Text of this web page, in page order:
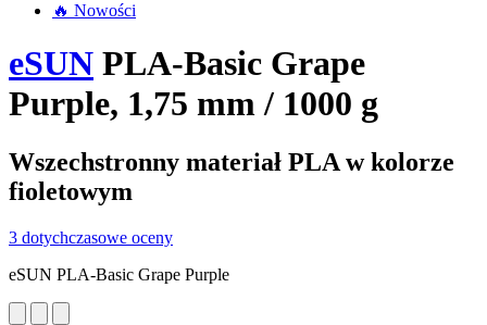
🔥 Nowości
eSUN PLA-Basic Grape
Purple, 1,75 mm / 1000 g
Wszechstronny materiał PLA w kolorze
fioletowym
3 dotychczasowe oceny
eSUN PLA-Basic Grape Purple